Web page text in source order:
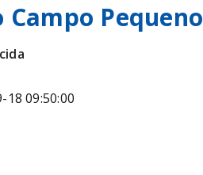
Campo Pequeno
18 09:50:00